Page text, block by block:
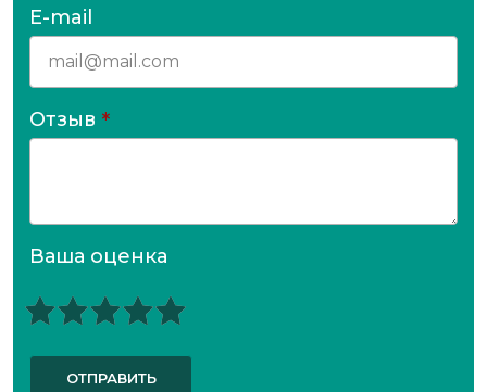
E-mail
Отзыв *
Ваша оценка
ОТПРАВИТЬ